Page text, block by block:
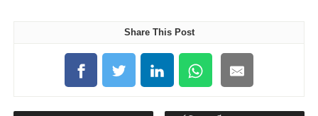
Share This Post